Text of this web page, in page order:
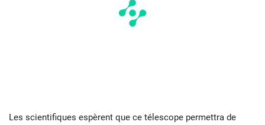
Les scientifiques espèrent que ce télescope permettra de